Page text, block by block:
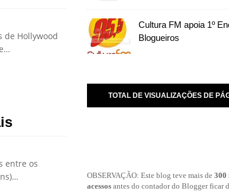
de Hollywood
entre os
Cultura FM apoia 1º
Blogueiros
TOTAL DE VISUALIZAÇÕES DE
OBSERVAÇÃO: Este blog teve mais de 300
acessos antes do contador do Blogger ficar